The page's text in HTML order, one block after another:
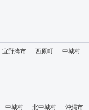
宜野湾市 西原町 中城村
中城村 北中城村 沖縄市